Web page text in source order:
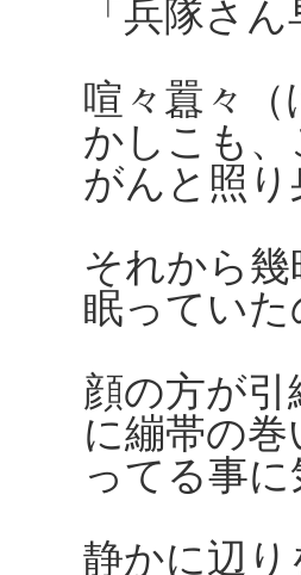
「兵隊さ
喧々囂々
かしこも
がんと照
それから
眠ってい
顔の方が
に繃帯の
ってる事に
静かに辺